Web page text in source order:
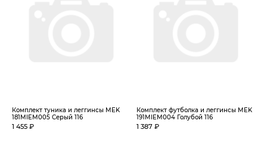
Комплект туника и леггинсы MEK
181MIEM005 Серый 116
1 455 ₽
Комплект футболка и леггинсы MEK
191MIEM004 Голубой 116
1 387 ₽